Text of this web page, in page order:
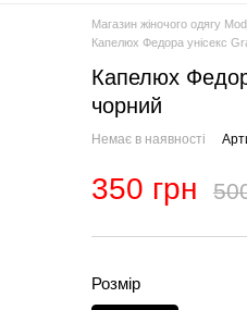
Магазин жіночого одягу
Капелюх Федора унісекс
Капелюх
чорний
Немає в наявності
350 грн
Розмір